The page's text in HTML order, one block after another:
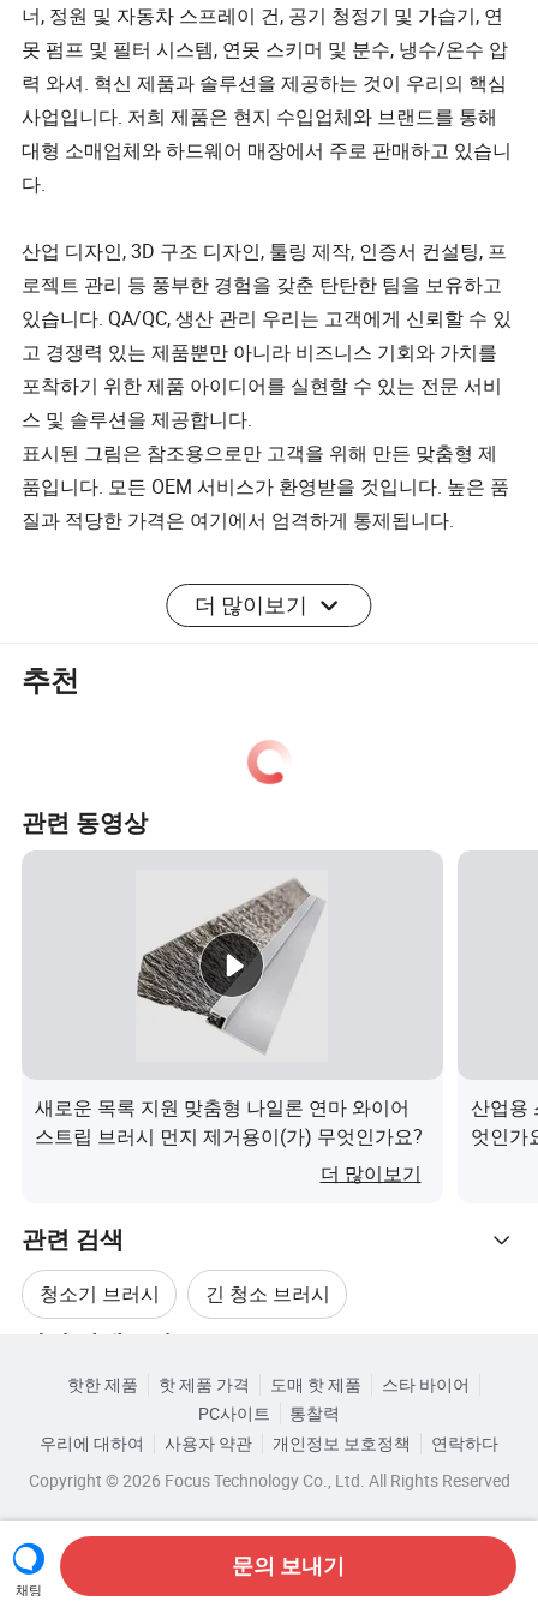
너, 정원 및 자동차 스프레이 건, 공기 청정기 및 가습기, 연
못 펌프 및 필터 시스템, 연못 스키머 및 분수, 냉수/온수 압
력 와셔. 혁신 제품과 솔루션을 제공하는 것이 우리의 핵심
사업입니다. 저희 제품은 현지 수입업체와 브랜드를 통해
대형 소매업체와 하드웨어 매장에서 주로 판매하고 있습니
다.
산업 디자인, 3D 구조 디자인, 툴링 제작, 인증서 컨설팅, 프
로젝트 관리 등 풍부한 경험을 갖춘 탄탄한 팀을 보유하고
있습니다. QA/QC, 생산 관리 우리는 고객에게 신뢰할 수 있
고 경쟁력 있는 제품뿐만 아니라 비즈니스 기회와 가치를
포착하기 위한 제품 아이디어를 실현할 수 있는 전문 서비
스 및 솔루션을 제공합니다.
표시된 그림은 참조용으로만 고객을 위해 만든 맞춤형 제
품입니다. 모든 OEM 서비스가 환영받을 것입니다. 높은 품
질과 적당한 가격은 여기에서 엄격하게 통제됩니다.
5) 디자인 및 개발 팀
Q: 당신은 공장입니까, 아니면 무역 회사입니까?
A: 우리는 직접 공장이다.
게 해야 합니까?
Q: 왜 우리를 선택할까요?
A: 고품질, 공장 가격, 적시 배송 및 전문 서비스
A: 품질이 우선 순위입니다. 처음부터 끝까지 품질 관리에
항상 큰 중요성을 두고 있습니다. 모든 금형과 QC는 해당
측정 장비를 사용하여 정기적으로 측정합니다.
더 많이보기
추천
관련 동영상
새로운 목록 지원 맞춤형 나일론 연마 와이어
스트립 브러시 먼지 제거용이(가) 무엇인가요?
더 많이보기
산업용
엇인가
관련 검색
청소기 브러시 긴 청소 브러시
청소 롤러 브러시
카테고리로 찾아보기
핫한 제품 핫 제품 가격 도매 핫 제품
스타 바이어
PC사이트
통찰력
우리에 대하여
사용자 약관 개인정보 보호정책
연락하다
Copyright © 2026 Focus Technology Co., Ltd. All Rights Reserved
채팅
문의 보내기